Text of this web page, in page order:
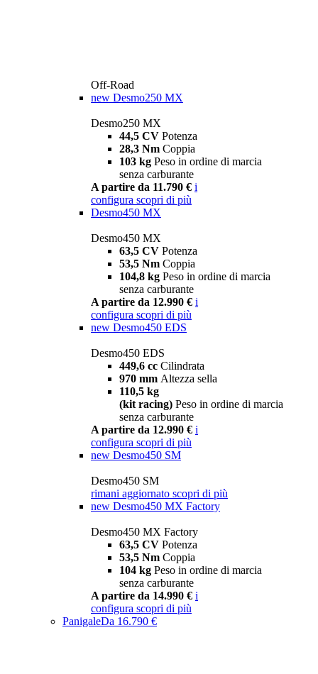
Off-Road
new Desmo250 MX
Desmo250 MX
44,5 CV Potenza
28,3 Nm Coppia
103 kg Peso in ordine di marcia
senza carburante
A partire da 11.790 € i
configura scopri di più
Desmo450 MX
Desmo450 MX
63,5 CV Potenza
53,5 Nm Coppia
104,8 kg Peso in ordine di marcia
senza carburante
A partire da 12.990 € i
configura scopri di più
new Desmo450 EDS
Desmo450 EDS
449,6 cc Cilindrata
970 mm Altezza sella
110,5 kg
(kit racing) Peso in ordine di marcia
senza carburante
A partire da 12.990 € i
configura scopri di più
new Desmo450 SM
Desmo450 SM
rimani aggiornato scopri di più
new Desmo450 MX Factory
Desmo450 MX Factory
63,5 CV Potenza
53,5 Nm Coppia
104 kg Peso in ordine di marcia
senza carburante
A partire da 14.990 € i
configura scopri di più
PanigaleDa 16.790 €